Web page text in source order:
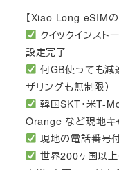
【Xiao Long eSIMの
クイックインス
設定完了
何GB使っても減
ザリングも無制限）
韓国SKT・米T-
Orange など現地キ
現地の電話番号
世界200ヶ国以上